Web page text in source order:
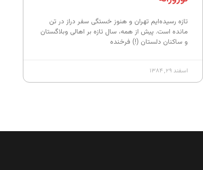
تازه رسیده‌ایم تهران و هنوز خستگی سفر دراز در تن
مانده است. پیش از همه، سال تازه بر اهالی وبلاگستان
و ساکنان دلستان (!) فرخنده
اسفند ۲۹, ۱۳۸۴